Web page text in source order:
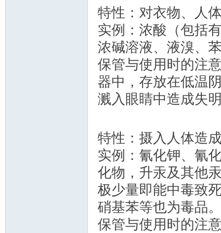
特性：对衣物、人
实例：浓酸（包括
浓碱溶液、液溴、
保管与使用时的注
器中，存放在低温
溅入眼睛中造成失
特性：摄入人体造
实例：氰化钾、氰
化物，升汞及其他
极少量即能中毒致
硝基苯等也为毒品
保管与使用时的注